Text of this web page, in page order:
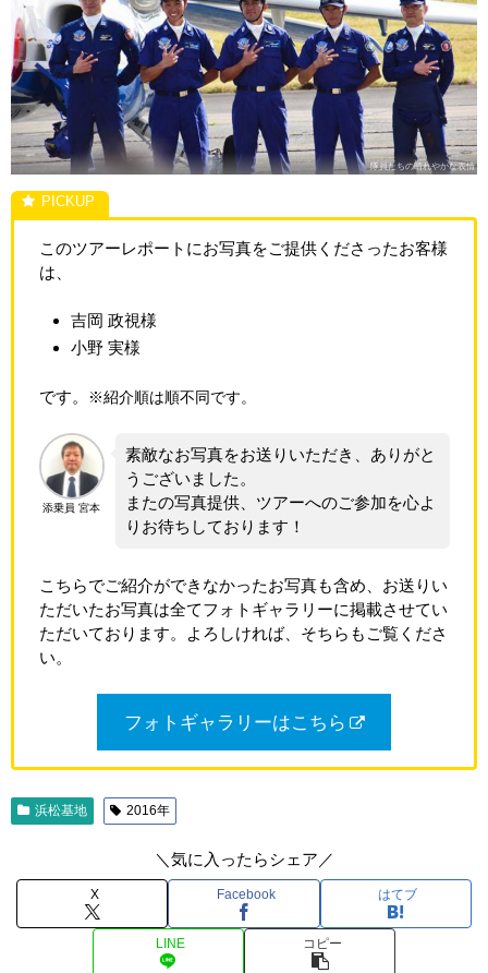
隊員たちの晴れやかな表情
このツアーレポートにお写真をご提供くださったお客様
は、
吉岡 政視様
小野 実様
です。 ※紹介順は順不同です。
添乗員 宮本
素敵なお写真をお送りいただき、ありがと
うございました。
またの写真提供、ツアーへのご参加を心よ
りお待ちしております！
こちらでご紹介ができなかったお写真も含め、お送りい
ただいたお写真は全てフォトギャラリーに掲載させてい
ただいております。よろしければ、そちらもご覧くださ
い。
フォトギャラリーはこちら
浜松基地 2016年
＼気に入ったらシェア／
X Facebook はてブ
LINE コピー